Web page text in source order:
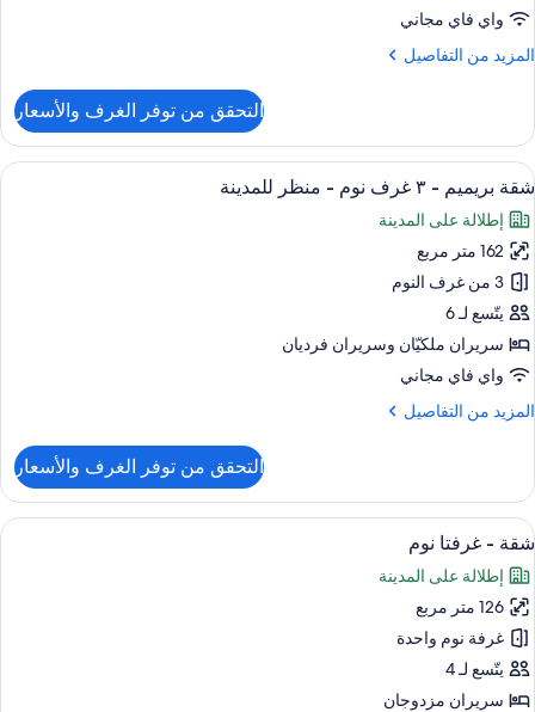
واي فاي مجاني
المزيد من التفاصيل
المزيد
شقة
غرفتا
التحقق من توفر الغرف والأسعار
استعراض
جميع
صور
شقة
بريميم
-
٣
غرف
-
ميني بار وخزنة داخل الغرفة ومكتب
8
شقة بريميم - ٣ غرف نوم - منظر للمدينة
إطلالة على المدينة
162 متر مربع
3 من غرف النوم
يتّسع لـ 6
سريران ملكيّان‫‬ وسريران فرديان
واي فاي مجاني
المزيد من التفاصيل
المزيد
شقة
بريميم
-
غرف
نوم
منظر
للمدينة
التحقق من توفر الغرف والأسعار
استعراض
جميع
صور
شقة
-
غرفتا
نوم
ميني بار وخزنة داخل الغرفة ومكتب
7
شقة - غرفتا نوم
إطلالة على المدينة
126 متر مربع
غرفة نوم واحدة
يتّسع لـ 4
سريران مزدوجان